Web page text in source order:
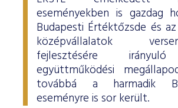
eseményekben is gazdag
Budapesti Értéktőzsde és
középvállalatok
fejlesztésére
együttműködési
továbbá a harmadik
eseményre is sor került.